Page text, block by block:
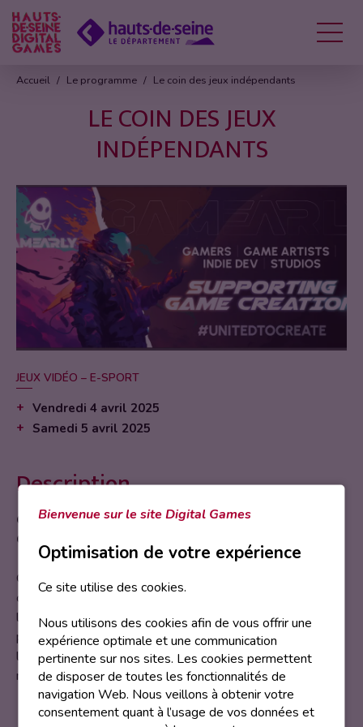
Accueil Le programme Le coin des jeux indépendants
LE COIN DES JEUX
INDÉPENDANTS
JEUX VIDÉO – E-SPORT
Vendredi 4 avril 2025
Samedi 5 avril 2025
Description
Gamearly débarque aux Hauts-de-Seine Digital
Games – Ne manquez pas l’expérience !
Que vous soyez un joueur passionné ou simplement
curieux de découvrir de nouveaux jeux, ce stand est
l’endroit où il faut être ! Venez tester des titres uniques,
plonger dans des univers inédits et échanger. C’est
l’occasion parfaite pour découvrir les jeux de demain et
rencontrer d’autres joueurs.
Des récompenses exclusives vous attendent sur
Bienvenue sur le site Digital Games
Optimisation de votre expérience
Ce site utilise des cookies.
Nous utilisons des cookies afin de vous offrir une
expérience optimale et une communication
pertinente sur nos sites. Les cookies permettent
de disposer de toutes les fonctionnalités de
navigation Web. Nous veillons à obtenir votre
consentement quant à l’usage de vos données et